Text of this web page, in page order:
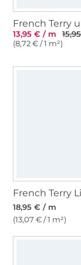
13,95 € / m
(8,72 € / 1 m²)
18,95 € / m
(13,07 € / 1 m²)